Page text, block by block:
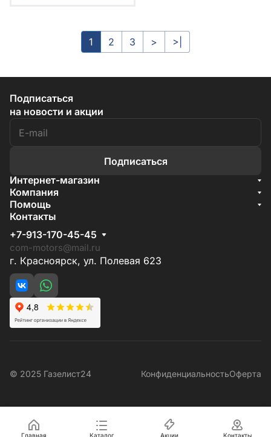
Главная Каталог Акции Контакты
1 2 3 > >|
Подписаться
на новости и акции
Подписаться
Интернет-магазин
Акции
Бренды
Компания
О компании
Документы
Условия поставки
Отзывы
Помощь
Условия доставки
Способы оплаты
Гарантия на товар
Контакты
+7-913-170-45-45
com-motors@mail.ru
г. Красноярск, ул. Полевая 623
© 2025 Газелист24 КонфиденциальностьОферта